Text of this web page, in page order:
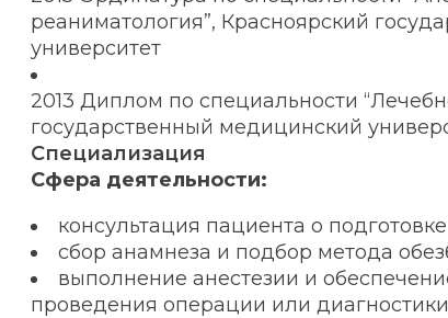
реаниматология”, Красноярский
университет
2013 Диплом по специальности
государственный медицинский
Специализация
Сфера деятельности:
консультация пациента о
сбор анамнеза и подбор метода
выполнение анестезии и
проведения операции или